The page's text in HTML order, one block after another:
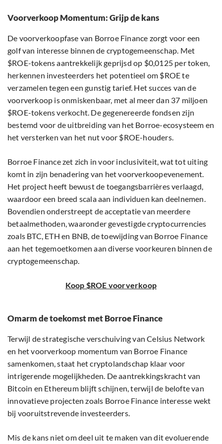
Voorverkoop Momentum: Grijp de kans
De voorverkoopfase van Borroe Finance zorgt voor een
golf van interesse binnen de cryptogemeenschap. Met
$ROE-tokens aantrekkelijk geprijsd op $0,0125 per token,
herkennen investeerders het potentieel om $ROE te
verzamelen tegen een gunstig tarief. Het succes van de
voorverkoop is onmiskenbaar, met al meer dan 37 miljoen
$ROE-tokens verkocht. De gegenereerde fondsen zijn
bestemd voor de uitbreiding van het Borroe-ecosysteem en
het versterken van het nut voor $ROE-houders.
Borroe Finance zet zich in voor inclusiviteit, wat tot uiting
komt in zijn benadering van het voorverkoopevenement.
Het project heeft bewust de toegangsbarrières verlaagd,
waardoor een breed scala aan individuen kan deelnemen.
Bovendien onderstreept de acceptatie van meerdere
betaalmethoden, waaronder gevestigde cryptocurrencies
zoals BTC, ETH en BNB, de toewijding van Borroe Finance
aan het tegemoetkomen aan diverse voorkeuren binnen de
cryptogemeenschap.
Koop $ROE voorverkoop
Omarm de toekomst met Borroe Finance
Terwijl de strategische verschuiving van Celsius Network
en het voorverkoop momentum van Borroe Finance
samenkomen, staat het cryptolandschap klaar voor
intrigerende mogelijkheden. De aantrekkingskracht van
Bitcoin en Ethereum blijft schijnen, terwijl de belofte van
innovatieve projecten zoals Borroe Finance interesse wekt
bij vooruitstrevende investeerders.
Mis de kans niet om deel uit te maken van dit evoluerende